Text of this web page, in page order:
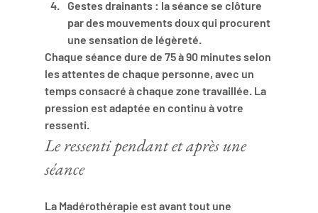
Gestes drainants : la séance se clôture
par des mouvements doux qui procurent
une sensation de légèreté.
Chaque séance dure de 75 à 90 minutes selon
les attentes de chaque personne, avec un
temps consacré à chaque zone travaillée. La
pression est adaptée en continu à votre
ressenti.
Le ressenti pendant et après une
séance
La Madérothérapie est avant tout une